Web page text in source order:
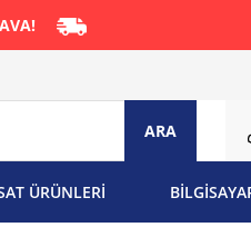
ARA
ÜRÜNLERİ